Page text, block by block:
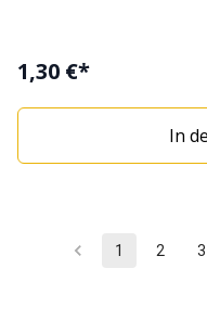
verschiedenen
mm, 20-22 mm, 24-26 mm. Farbe: schwarz
0,002 kg aus
1,30 €*
In
1 2 3